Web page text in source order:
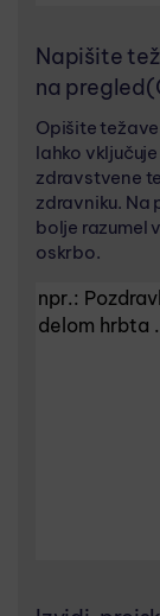
Napišite
na pregled
Opišite
lahko
zdravstvene
zdravniku. Na
bolje razumel
oskrbo.